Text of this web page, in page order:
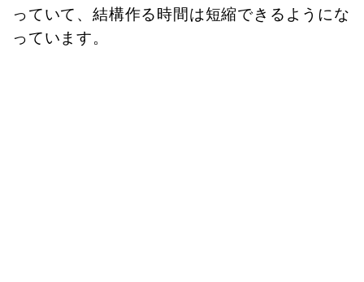
っていて、結構作る時間は短縮できるようにな
っています。